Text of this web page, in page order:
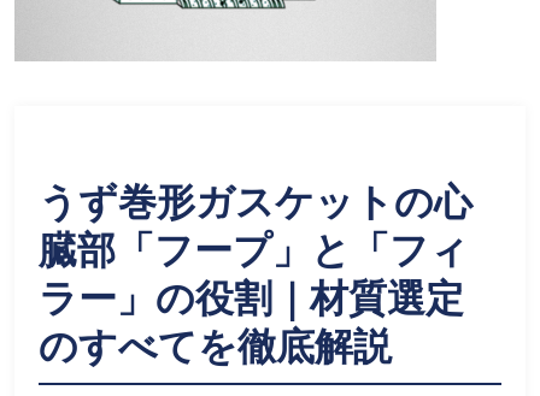
うず巻形ガスケットの心
臓部「フープ」と「フィ
ラー」の役割｜材質選定
のすべてを徹底解説